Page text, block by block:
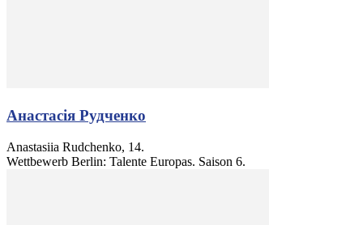
Анастасія Рудченко
Anastasiia Rudchenko, 14.
Wettbewerb Berlin: Talente Europas. Saison 6.